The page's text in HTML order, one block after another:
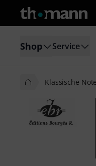
Shop Service
Klassische